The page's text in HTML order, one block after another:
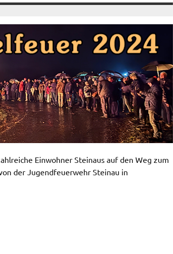
Einwohner Steinaus auf den Weg zum
der Jugendfeuerwehr Steinau in